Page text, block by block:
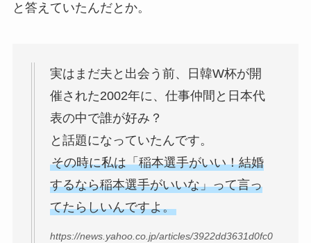
と答えていたんだとか。
実はまだ夫と出会う前、日韓W杯が開
催された2002年に、仕事仲間と日本代
表の中で誰が好み？
と話題になっていたんです。
その時に私は「稲本選手がいい！結婚
するなら稲本選手がいいな」って言っ
てたらしいんですよ。
https://news.yahoo.co.jp/articles/3922dd3631d0fc0